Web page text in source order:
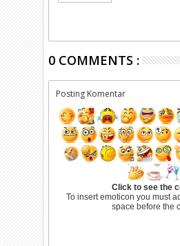
0 COMMENTS :
Posting Komentar
Click to see the
To insert emoticon you must
space before the